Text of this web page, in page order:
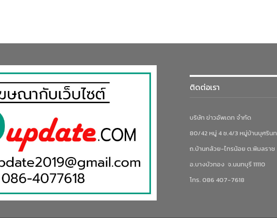
ติดต่อเรา
บริษัท ข่าวอัพเดท จำกัด
80/42 หมู่ 4 ซ.4/3 หมู่บ้านบุศริน
ถ.บ้านกล้วย-ไทรน้อย ต.พิมลราช
อ.บางบัวทอง จ.นนทบุรี 11110
โทร. 086 407-7618